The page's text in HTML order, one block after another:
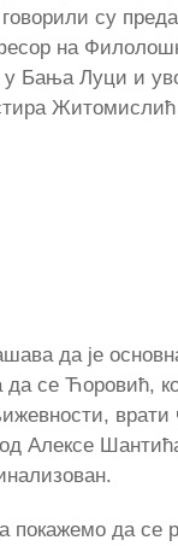
су
на
у Бања Луци и
да је
се Ћоровић,
врати
од Алексе
покажемо да се